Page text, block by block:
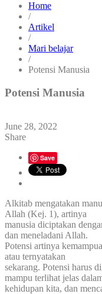
Home
/
Artikel
/
Mari belajar
/
Potensi Manusia
Potensi Manusia
June 28, 2022
Share
Save
Alkitab mengatakan
Allah (Kej. 1), artinya
manusia diciptakan
dan meneladani Allah.
Potensi artinya
atau ternyatakan
sekarang. Potensi harus
mampu terlihat jelas
kehidupan kita, dan